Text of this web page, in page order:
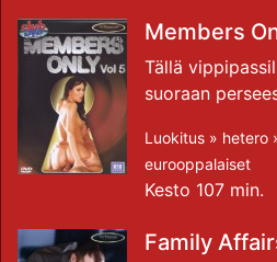
Members
Tällä
suoraan
Luokitus » hetero
eurooppalaiset
Kesto 107 min.
Family